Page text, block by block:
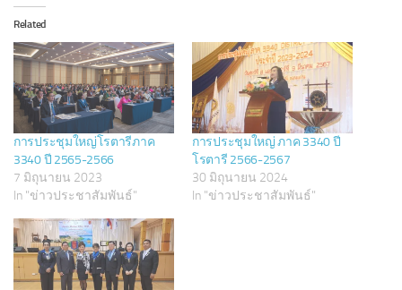
t
o
s
h
a
r
o
n
T
w
i
t
t
e
(
O
p
n
s
i
n
n
e
h
a
r
e
o
n
F
a
e
b
o
o
k
(
O
e
n
s
i
n
n
Related
การประชุมใหญ่โรตารีภาค
3340 ปี 2565-2566
7 มิถุนายน 2023
In "ข่าวประชาสัมพันธ์"
การประชุมใหญ่ ภาค 3340 ปี
โรตารี 2566-2567
30 มิถุนายน 2024
In "ข่าวประชาสัมพันธ์"